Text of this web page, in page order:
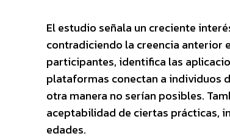
El estudio señala un creciente
contradiciendo la creencia anterior
participantes, identifica las
plataformas conectan a individuos
otra manera no serían posibles.
aceptabilidad de ciertas prácticas,
edades.